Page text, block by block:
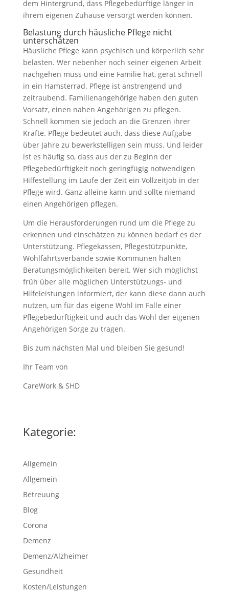
dem Hintergrund, dass Pflegebedürftige länger in
ihrem eigenen Zuhause versorgt werden können.
Belastung durch häusliche Pflege nicht
unterschätzen
Häusliche Pflege kann psychisch und körperlich sehr
belasten. Wer nebenher noch seiner eigenen Arbeit
nachgehen muss und eine Familie hat, gerät schnell
in ein Hamsterrad. Pflege ist anstrengend und
zeitraubend. Familienangehörige haben den guten
Vorsatz, einen nahen Angehörigen zu pflegen.
Schnell kommen sie jedoch an die Grenzen ihrer
Kräfte. Pflege bedeutet auch, dass diese Aufgabe
über Jahre zu bewerkstelligen sein muss. Und leider
ist es häufig so, dass aus der zu Beginn der
Pflegebedürftigkeit noch geringfügig notwendigen
Hilfestellung im Laufe der Zeit ein Vollzeitjob in der
Pflege wird. Ganz alleine kann und sollte niemand
einen Angehörigen pflegen.
Um die Herausforderungen rund um die Pflege zu
erkennen und einschätzen zu können bedarf es der
Unterstützung. Pflegekassen, Pflegestützpunkte,
Wohlfahrtsverbände sowie Kommunen halten
Beratungsmöglichkeiten bereit. Wer sich möglichst
früh über alle möglichen Unterstützungs- und
Hilfeleistungen informiert, der kann diese dann auch
nutzen, um für das eigene Wohl im Falle einer
Pflegebedürftigkeit und auch das Wohl der eigenen
Angehörigen Sorge zu tragen.
Bis zum nächsten Mal und bleiben Sie gesund!
Ihr Team von
CareWork & SHD
Kategorie:
Allgemein
Allgemein
Betreuung
Blog
Corona
Demenz
Demenz/Alzheimer
Gesundheit
Kosten/Leistungen